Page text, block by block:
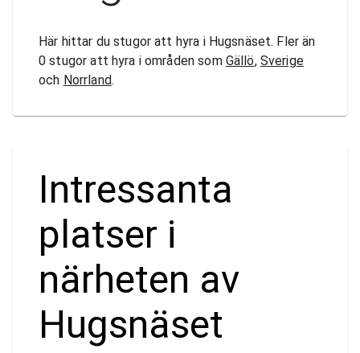
Här hittar du stugor att hyra i Hugsnäset. Fler än
0 stugor att hyra i områden som Gällö, Sverige
och Norrland.
Intressanta
platser i
närheten av
Hugsnäset